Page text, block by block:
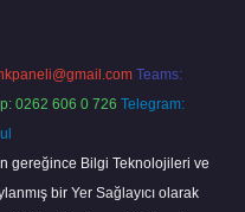
Teams:
0262 606 0 726 Telegram:
gereğince Bilgi Teknolojileri ve
bir Yer Sağlayıcı olarak